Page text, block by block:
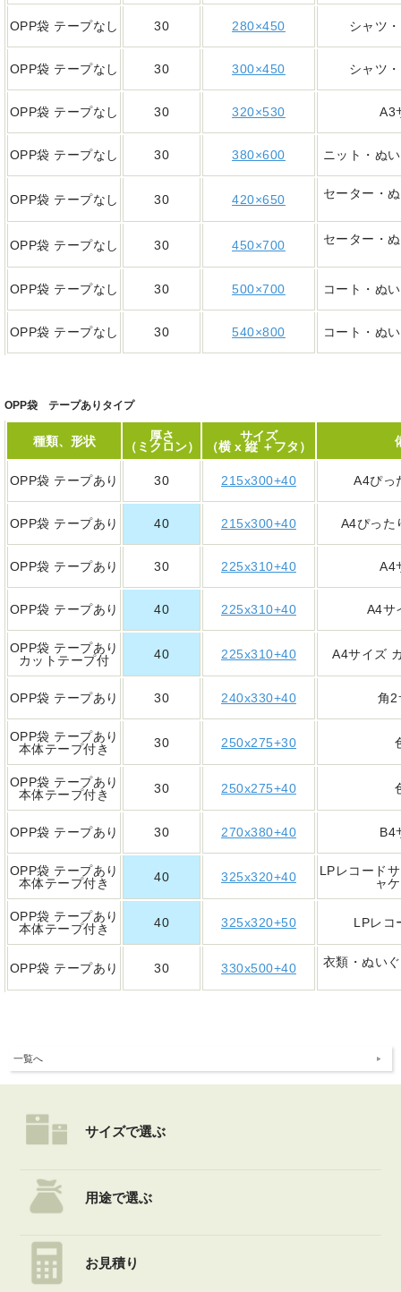
OPP袋 テープなし 30 280×450 シャツ
OPP袋 テープなし 30 300×450 シャツ
OPP袋 テープなし 30 320×530 A3
OPP袋 テープなし 30 380×600 ニット・ぬ
OPP袋 テープなし 30 420×650
セーター・
OPP袋 テープなし 30 450×700
セーター・
OPP袋 テープなし 30 500×700 コート・ぬ
OPP袋 テープなし 30 540×800 コート・ぬ
OPP袋 テープありタイプ
種類、形状 厚さ
（ミクロン）
サイズ
（横 x 縦 ＋フタ）
OPP袋 テープあり 30 215x300+40 A4ぴっ
OPP袋 テープあり 40 215x300+40 A4ぴった
OPP袋 テープあり 30 225x310+40 A4
OPP袋 テープあり 40 225x310+40 A4サ
OPP袋 テープあり
カットテープ付
40 225x310+40 A4サイズ
OPP袋 テープあり 30 240x330+40 角2
OPP袋 テープあり
本体テープ付き
30 250x275+30
OPP袋 テープあり
本体テープ付き
30 250x275+40
OPP袋 テープあり 30 270x380+40 B4
OPP袋 テープあり
本体テープ付き
40 325x320+40
LPレコード
ャ
OPP袋 テープあり
本体テープ付き
40 325x320+50 LPレコ
OPP袋 テープあり 30 330x500+40
衣類・ぬい
一覧へ
サイズで選ぶ
用途で選ぶ
お見積り